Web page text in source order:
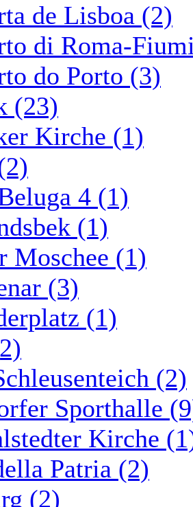
de Lisboa (2)
di Roma-
do Porto (3)
(23)
Kirche (1)
4 (1)
(1)
Moschee (1)
(3)
(1)
(2)
Sporthalle
Kirche
Patria (2)
(2)